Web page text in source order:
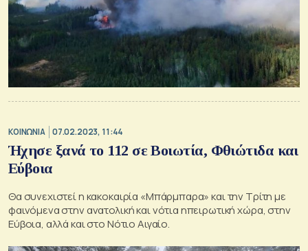
ΚΟΙΝΩΝΙΑ 07.02.2023, 11:44
Ήχησε ξανά το 112 σε Βοιωτία, Φθιώτιδα και
Εύβοια
Θα συνεχιστεί η κακοκαιρία «Μπάρμπαρα» και την Τρίτη με
φαινόμενα στην ανατολική και νότια ηπειρωτική χώρα, στην
Εύβοια, αλλά και στο Νότιο Αιγαίο.